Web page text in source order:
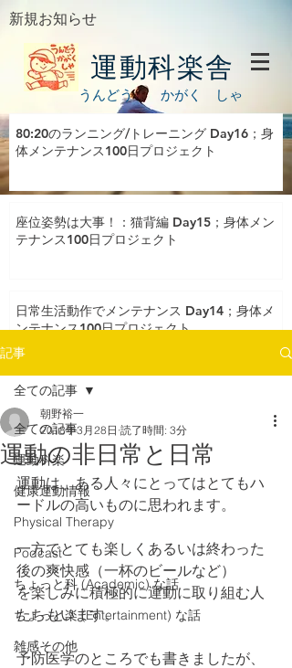
新規お知らせ
運動科楽舎
うんどう かがく しゃ
80:20のランニング/トレーニング Day16；身
体メンテナンス100日プロジェクト
座位姿勢は大事！：猫背編 Day15；身体メン
テナンス100日プロジェクト
日常生活動作でメンテナンス Day14；身体メ
ンテナンス100日プロジェクト
記事
全ての記事
運動科楽
健康運動情報
Physical Therapy
Podcast
ちょっと科 (Academic) な話
ちょっと楽 (Entertainment) な話
雑感その他
全ての記事
運動の非日常と日常
朝野裕一
2018年3月28日 読了時間: 3分
運動は、ある人々にとってはとてもハ
ードルの高いものに思われます。
一方でとても楽しくあるいは終わった
後の爽快感（一杯のビールなど）
を楽しみに積極的に運動に取り組む人
たちもいます。
予防医学のところでも書きましたが、